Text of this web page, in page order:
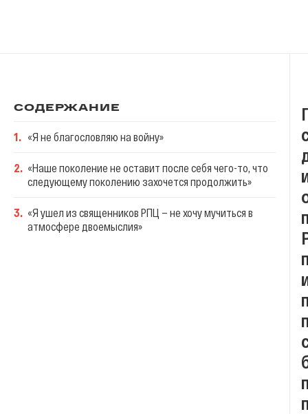
СОДЕРЖАНИЕ
1. «Я не благословляю на войну»
2. «Наше поколение не оставит после себя чего-то, что
следующему поколению захочется продолжить»
3. «Я ушел из священников РПЦ — не хочу мучиться в
атмосфере двоемыслия»